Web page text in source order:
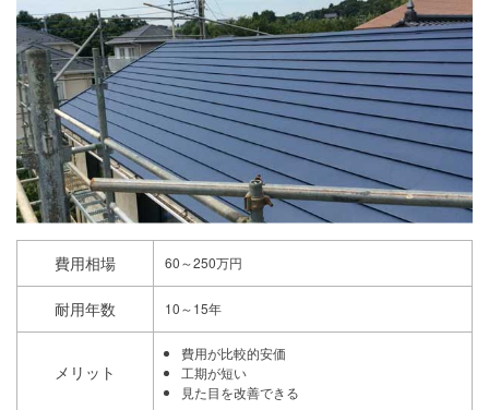
費用相場 60～250万円
耐用年数 10～15年
メリット
費用が比較的安価
工期が短い
見た目を改善できる